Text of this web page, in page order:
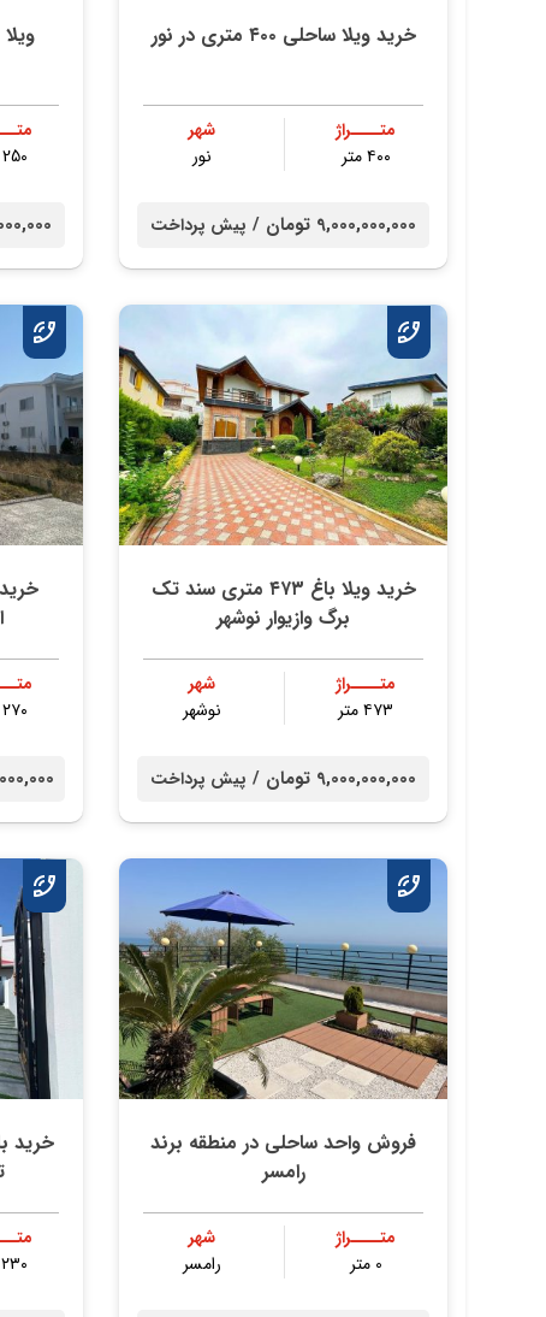
خرید ویلا ساحلی ۴۰۰ متری در نور
متــــراژ
۴۰۰ متر
شهر
نور
9,000,000,000 تومان / پیش پرداخت
250 متر
خرید ویلا باغ ۴۷۳ متری سند تک
برگ وازیوار نوشهر
متــــراژ
۴۷۳ متر
شهر
نوشهر
9,000,000,000 تومان / پیش پرداخت
۲۷۰ متر
فروش واحد ساحلی در منطقه برند
رامسر
متــــراژ
0 متر
شهر
رامسر
۲۳۰ متر